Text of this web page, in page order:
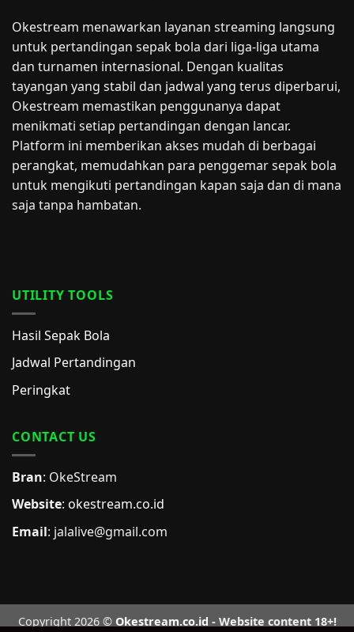
Okestream menawarkan layanan streaming langsung
untuk pertandingan sepak bola dari liga-liga utama
dan turnamen internasional. Dengan kualitas
tayangan yang stabil dan jadwal yang terus diperbarui,
Okestream memastikan penggunanya dapat
menikmati setiap pertandingan dengan lancar.
Platform ini memberikan akses mudah di berbagai
perangkat, memudahkan para penggemar sepak bola
untuk mengikuti pertandingan kapan saja dan di mana
saja tanpa hambatan.
UTILITY TOOLS
Hasil Sepak Bola
Jadwal Pertandingan
Peringkat
CONTACT US
Bran: OkeStream
Website: okestream.co.id
Email: jalalive@gmail.com
Copyright 2026 © Okestream.co.id - Website content 18+!